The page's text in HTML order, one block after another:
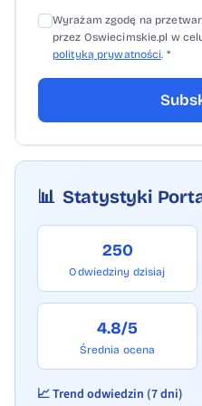
zaparkowanym
w nagrzanym aucie
60 stopni Celsjusza.
Seniorzy powinni
niezbędne –
leków – podczas
organizmie może
Konieczne jest
samopoczucia i
sprawie wpływu
Zwierzęta też cierpią
zwierząt w
narażasz je na
Wyrażam zgodę na
przez Oswiecimskie.pl w
polityką prywatności. *
📊 Statystyki
250
Odwiedziny dzisiaj
4.8/5
Średnia ocena
📈 Trend odwiedzin (7 dni)